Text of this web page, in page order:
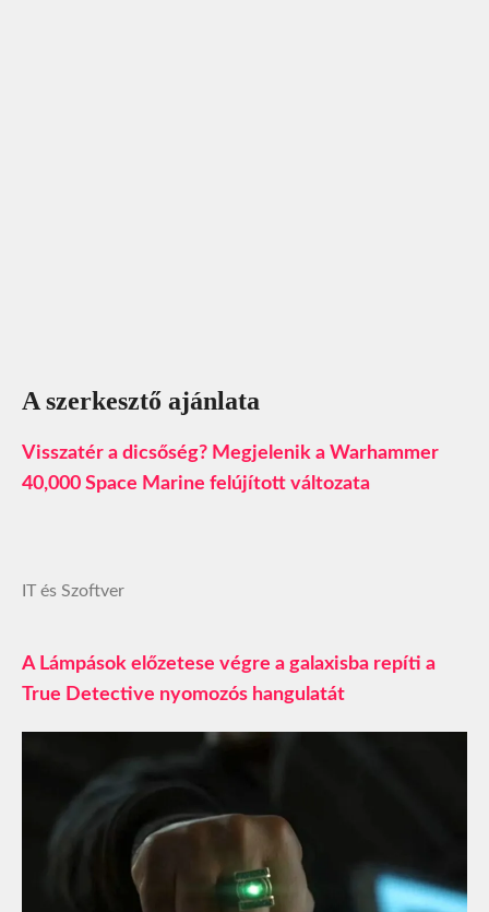
A szerkesztő ajánlata
Visszatér a dicsőség? Megjelenik a Warhammer
40,000 Space Marine felújított változata
IT és Szoftver
A Lámpások előzetese végre a galaxisba repíti a
True Detective nyomozós hangulatát